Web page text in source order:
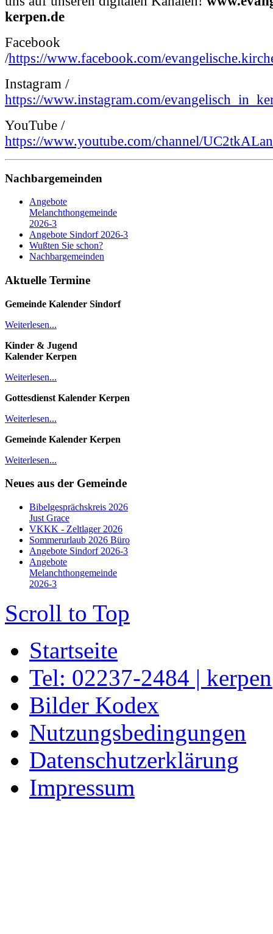
kerpen.de
Facebook
/https://www.facebook.com/
Instagram /
https://www.instagram.com/
YouTube /
https://www.youtube.com/channel/
Nachbargemeinden
Angebote
Melanchthongemeinde
2026-3
Angebote Sindorf 2026-3
Wußten Sie schon?
Nachbargemeinden
Aktuelle Termine
Gemeinde Kalender Sindorf
Weiterlesen...
Kinder & Jugend
Kalender Kerpen
Weiterlesen...
Gottesdienst Kalender Kerpen
Weiterlesen...
Gemeinde Kalender Kerpen
Weiterlesen...
Neues aus der Gemeinde
Bibelgesprächskreis 2026
Just Grace
VKKK - Zeltlager 2026
Sommerurlaub 2026 Büro
Angebote Sindorf 2026-3
Angebote
Melanchthongemeinde
2026-3
Scroll to Top
Startseite
Tel: 02237-2484 |
Bilder Kodex
Nutzungsbedingungen
Datenschutzerklärung
Impressum